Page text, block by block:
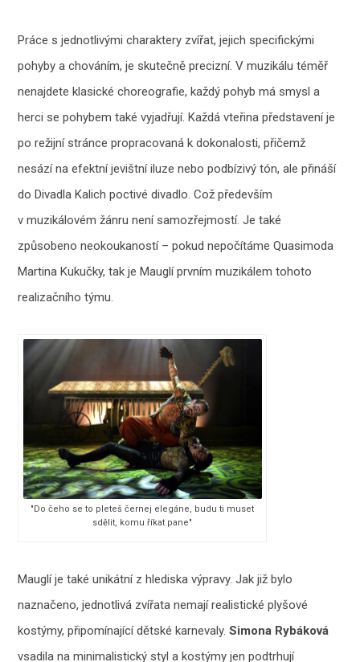
Práce s jednotlivými charaktery zvířat, jejich specifickými
pohyby a chováním, je skutečně precizní. V muzikálu téměř
nenajdete klasické choreografie, každý pohyb má smysl a
herci se pohybem také vyjadřují. Každá vteřina představení je
po režijní stránce propracovaná k dokonalosti, přičemž
nesází na efektní jevištní iluze nebo podbízivý tón, ale přináší
do Divadla Kalich poctivé divadlo. Což především
v muzikálovém žánru není samozřejmostí. Je také
způsobeno neokoukaností – pokud nepočítáme Quasimoda
Martina Kukučky, tak je Mauglí prvním muzikálem tohoto
realizačního týmu.
"Do čeho se to pleteš černej elegáne, budu ti muset
sdělit, komu říkat pane"
Mauglí je také unikátní z hlediska výpravy. Jak již bylo
naznačeno, jednotlivá zvířata nemají realistické plyšové
kostýmy, připomínající dětské karnevaly.Simona Rybáková
vsadila na minimalistický styl a kostýmy jen podtrhují